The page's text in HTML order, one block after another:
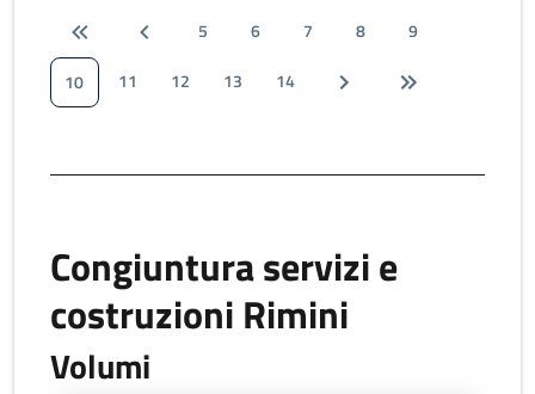
5 6 7 8
9
10
11 12 13 14
Congiuntura servizi e
costruzioni Rimini
Volumi